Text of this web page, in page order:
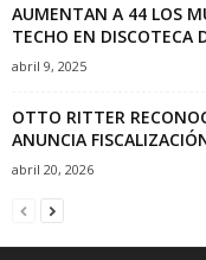
AUMENTAN A 44 LOS
TECHO EN DISCOTECA
abril 9, 2025
OTTO RITTER
ANUNCIA
abril 20, 2026